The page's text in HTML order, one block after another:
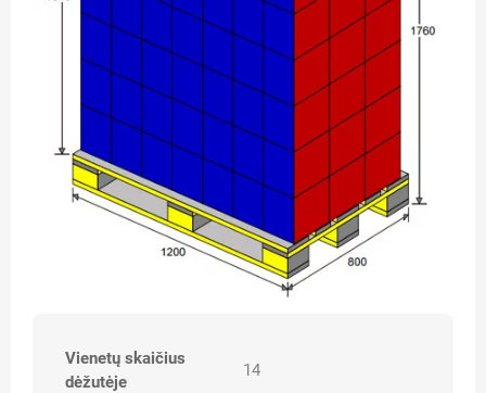
Vienetų skaičius
dėžutėje
14